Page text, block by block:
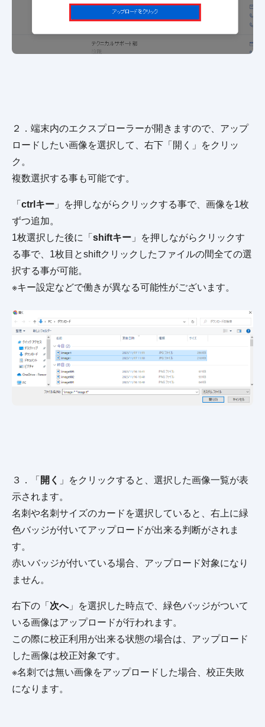
２．端末内のエクスプローラーが開きますので、アップ
ロードしたい画像を選択して、右下「開く」をクリッ
ク。
複数選択する事も可能です。
「 ctrlキー 」を押しながらクリックする事で、画像を1枚
ずつ追加。
1枚選択した後に「 shiftキー 」を押しながらクリックす
る事で、1枚目とshiftクリックしたファイルの間全ての選
択する事が可能。
※キー設定などで働きが異なる可能性がございます。
３．「 開く 」をクリックすると、選択した画像一覧が表
示されます。
名刺や名刺サイズのカードを選択していると、右上に緑
色バッジが付いてアップロードが出来る判断がされま
す。
赤いバッジが付いている場合、アップロード対象になり
ません。
右下の「 次へ」を選択した時点で、緑色バッジがついて
いる画像はアップロードが行われます。
この際に校正利用が出来る状態の場合は、アップロード
した画像は校正対象です。
※名刺では無い画像をアップロードした場合、校正失敗
になります。